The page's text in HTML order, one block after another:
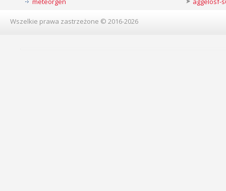
Wszelkie prawa zastrzeżone © 2016-2026